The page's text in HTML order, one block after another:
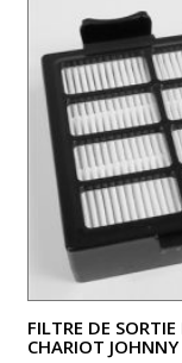
FILTRE DE
CHARIOT